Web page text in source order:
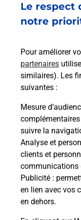
Le respect
notre
Pour améliorer
partenaires
similaires). Les
suivantes :
Mesure
suivre la
Analyse et
clients et
communications
Publicité :
en lien avec vos
en dehors.
Boîte aux
3440 Route De
39310 Lamoura
Le lien s'ouvre dans
Boîte aux
Collecte du
Grande Rue
39310 Lamoura
Le lien s'ouvre dans